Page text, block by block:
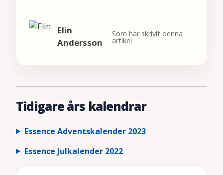
Elin
Andersson
Som har skrivit denna
artikel
Tidigare års kalendrar
Essence Adventskalender 2023
Essence Julkalender 2022